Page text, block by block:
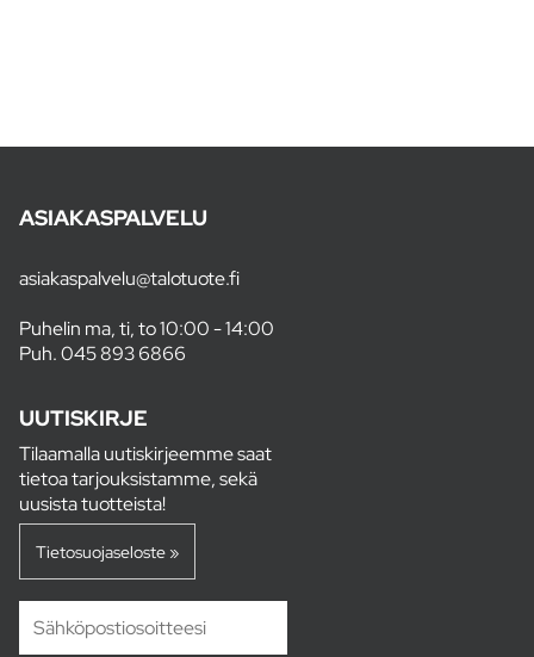
ASIAKASPALVELU
asiakaspalvelu@talotuote.fi
Puhelin ma, ti, to 10:00 - 14:00
Puh.045 893 6866
UUTISKIRJE
Tilaamalla uutiskirjeemme saat
tietoa tarjouksistamme, sekä
uusista tuotteista!
Tietosuojaseloste »